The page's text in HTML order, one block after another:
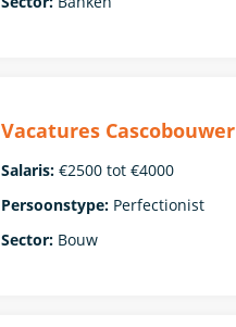
Vacatures Cascobouwer
Salaris: €2500 tot €4000
Persoonstype: Perfectionist
Sector: Bouw